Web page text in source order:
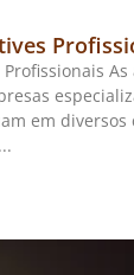
em diversos